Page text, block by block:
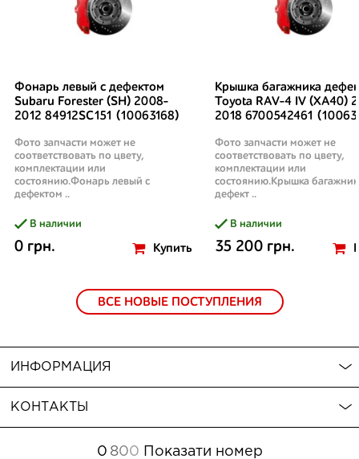
Фонарь левый с дефектом
Subaru Forester (SH) 2008-
2012 84912SC151 (10063168)
Фото запчасти может не
соответствовать по цвету,
комплектации или
состоянию.Фонарь левый с
дефектом ..
В наличии
0 грн. Купить
Крышка багажника
Toyota RAV-4 IV (XA40)
2018 6700542461
Фото запчасти может не
соответствовать по цвету,
комплектации или
состоянию.Крышка
дефект ..
В наличии
35 200 грн.
ВСЕ НОВЫЕ ПОСТУПЛЕНИЯ
ИНФОРМАЦИЯ
КОНТАКТЫ
0 800 Показати номер